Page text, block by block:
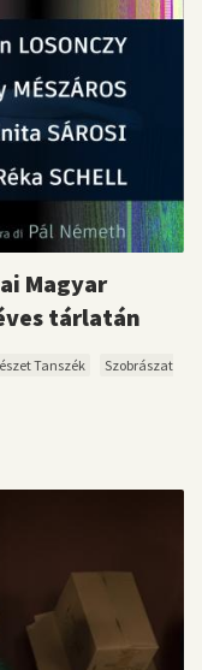
Magyar
tárlatán
Tanszék
Szobrászat